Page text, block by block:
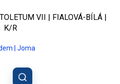
VII | FIALOVÁ-BÍLÁ |
K/R
| Joma